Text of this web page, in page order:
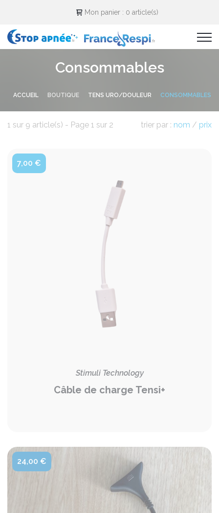
Mon panier : 0 article(s)
Consommables
ACCUEIL BOUTIQUE TENS URO/DOULEUR CONSOMMABLES
1 sur 9 article(s) - Page 1 sur 2 trier par : nom / prix
7,00 €
Stimuli Technology
Câble de charge Tensi+
24,00 €